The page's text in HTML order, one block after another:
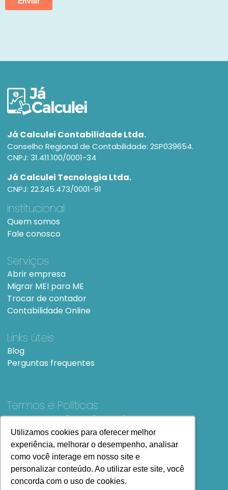
Utilizamos cookies para oferecer melhor
experiência, melhorar o desempenho, analisar
como você interage em nosso site e
personalizar conteúdo. Ao utilizar este site, você
concorda com o uso de cookies.
Utilizamos cookies para oferecer melhor
experiência, melhorar o desempenho, analisar
como você interage em nosso site e
personalizar conteúdo. Ao utilizar este site, você
concorda com o uso de cookies.
Já Calculei Contabilidade Ltda.
Conselho Regional de Contabilidade: 2SP039654.
CNPJ: 31.411.100/0001-34
Já Calculei Tecnologia Ltda.
CNPJ: 22.245.473/0001-91
Institucional
Quem somos
Fale conosco
Serviços
Abrir empresa
Migrar MEI para ME
Trocar de contador
Contabilidade Online
Links úteis
Blog
Perguntas frequentes
Termos e Políticas
Termos e condições de UsoSiteMap